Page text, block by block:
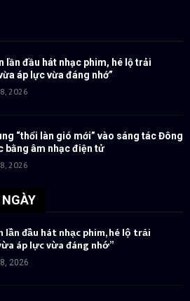
lần đầu hát nhạc phim, hé lộ trải
áp lực vừa đáng nhớ”
2026
“thổi làn gió mới” vào sáng tác Đông
bằng âm nhạc điện tử
2026
lần đầu hát nhạc phim, hé lộ trải
áp lực vừa đáng nhớ”
2026